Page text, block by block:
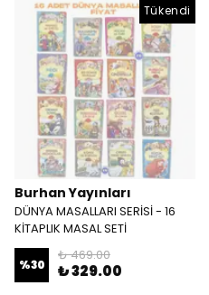
Tükendi
Burhan Yayınları
DÜNYA MASALLARI SERİSİ - 16
KİTAPLIK MASAL SETİ
%30
₺ 469.00
₺ 329.00